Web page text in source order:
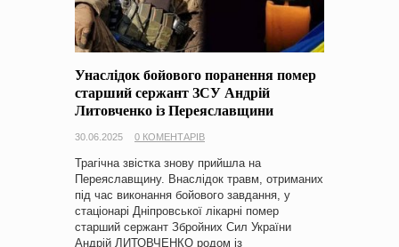
Унаслідок бойового поранення помер
старший сержант ЗСУ Андрій
Литовченко із Переяславщини
30.06.2025 0 КОМЕНТАРІВ
Трагічна звістка знову прийшла на
Переяславщину. Внаслідок травм, отриманих
під час виконання бойового завдання, у
стаціонарі Дніпровської лікарні помер
старший сержант Збройних Сил України
Андрій ЛИТОВЧЕНКО родом із